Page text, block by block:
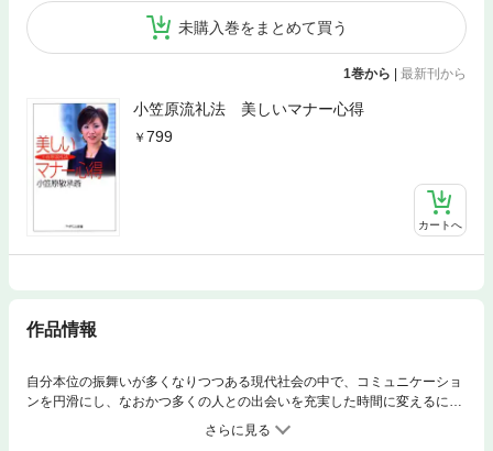
未購入巻をまとめて買う
1巻から 最新刊から
小笠原流礼法 美しいマナー心得
799
カートへ
作品情報
自分本位の振舞いが多くなりつつある現代社会の中で、コミュニケーショ
ンを円滑にし、なおかつ多くの人との出会いを充実した時間に変えるには
何が必要なのだろうか。相手の悲しみのみならず、喜びをも分かち合える
ことは、相手との距離を格段にちぢめる。そのためには自分の気持ちを押